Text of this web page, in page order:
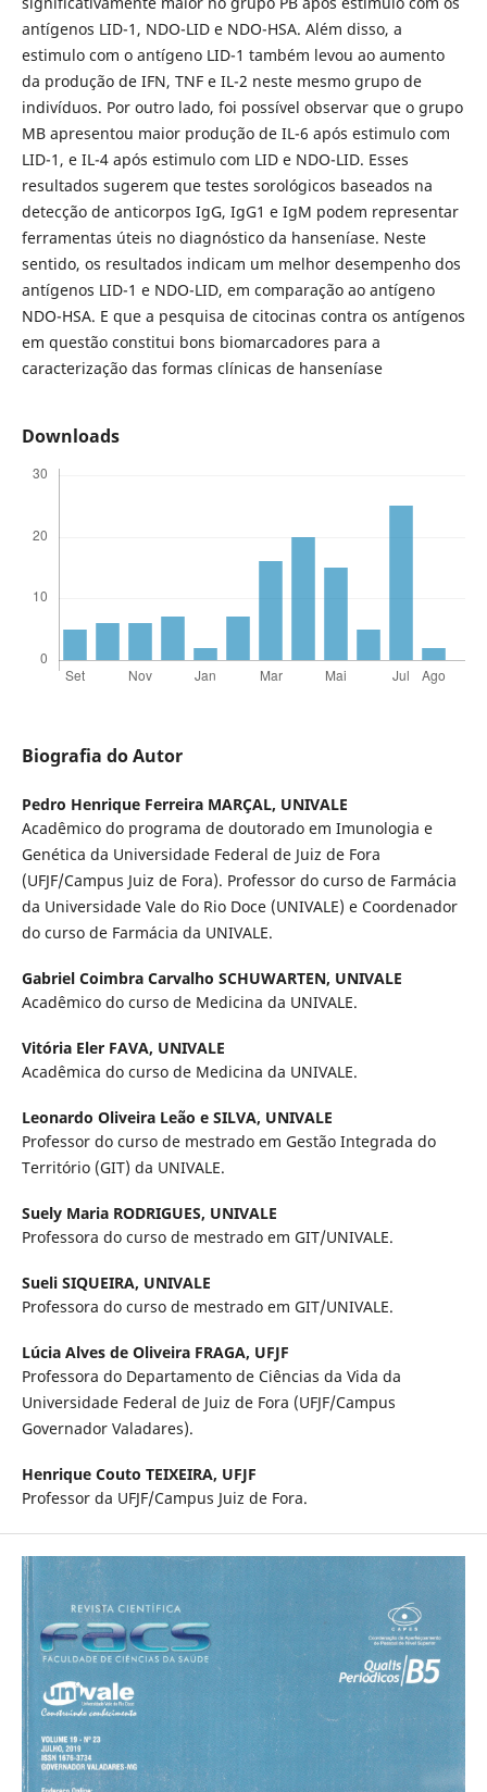
antígenos LID-1, NDO-LID e NDO-HSA. Além disso, a
estimulo com o antígeno LID-1 também levou ao aumento
da produção de IFN, TNF e IL-2 neste mesmo grupo de
indivíduos. Por outro lado, foi possível observar que o grupo
MB apresentou maior produção de IL-6 após estimulo com
LID-1, e IL-4 após estimulo com LID e NDO-LID. Esses
resultados sugerem que testes sorológicos baseados na
detecção de anticorpos IgG, IgG1 e IgM podem representar
ferramentas úteis no diagnóstico da hanseníase. Neste
sentido, os resultados indicam um melhor desempenho dos
antígenos LID-1 e NDO-LID, em comparação ao antígeno
NDO-HSA. E que a pesquisa de citocinas contra os antígenos
em questão constitui bons biomarcadores para a
caracterização das formas clínicas de hanseníase
Downloads
Biografia do Autor
Pedro Henrique Ferreira MARÇAL, UNIVALE
Acadêmico do programa de doutorado em Imunologia e
Genética da Universidade Federal de Juiz de Fora
(UFJF/Campus Juiz de Fora). Professor do curso de Farmácia
da Universidade Vale do Rio Doce (UNIVALE) e Coordenador
do curso de Farmácia da UNIVALE.
Gabriel Coimbra Carvalho SCHUWARTEN, UNIVALE
Acadêmico do curso de Medicina da UNIVALE.
Vitória Eler FAVA, UNIVALE
Acadêmica do curso de Medicina da UNIVALE.
Leonardo Oliveira Leão e SILVA, UNIVALE
Professor do curso de mestrado em Gestão Integrada do
Território (GIT) da UNIVALE.
Suely Maria RODRIGUES, UNIVALE
Professora do curso de mestrado em GIT/UNIVALE.
Sueli SIQUEIRA, UNIVALE
Professora do curso de mestrado em GIT/UNIVALE.
Lúcia Alves de Oliveira FRAGA, UFJF
Professora do Departamento de Ciências da Vida da
Universidade Federal de Juiz de Fora (UFJF/Campus
Governador Valadares).
Henrique Couto TEIXEIRA, UFJF
Professor da UFJF/Campus Juiz de Fora.